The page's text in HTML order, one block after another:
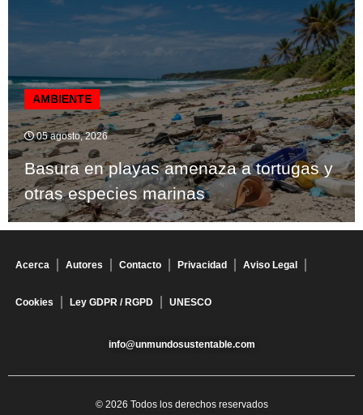
AMBIENTE
05 agosto, 2026
Basura en playas amenaza a tortugas y
otras especies marinas
Acerca Autores Contacto Privacidad Aviso Legal
Cookies Ley GDPR / RGPD UNESCO
info@unmundosustentable.com
© 2026 Todos los derechos reservados